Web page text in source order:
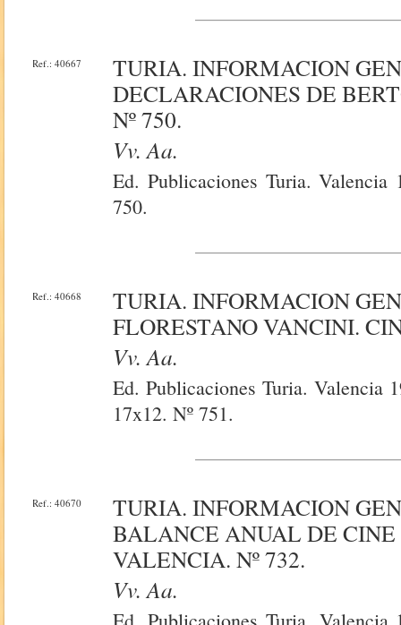
Ref.: 40667
TURIA. INFORMACION
DECLARACIONES DE
Nº 750.
Vv. Aa.
Ed. Publicaciones Turia.
750.
Ref.: 40668
TURIA. INFORMACION
FLORESTANO VANCINI.
Vv. Aa.
Ed. Publicaciones Turia.
17x12. Nº 751.
Ref.: 40670
TURIA. INFORMACION
BALANCE ANUAL DE CINE
VALENCIA. Nº 732.
Vv. Aa.